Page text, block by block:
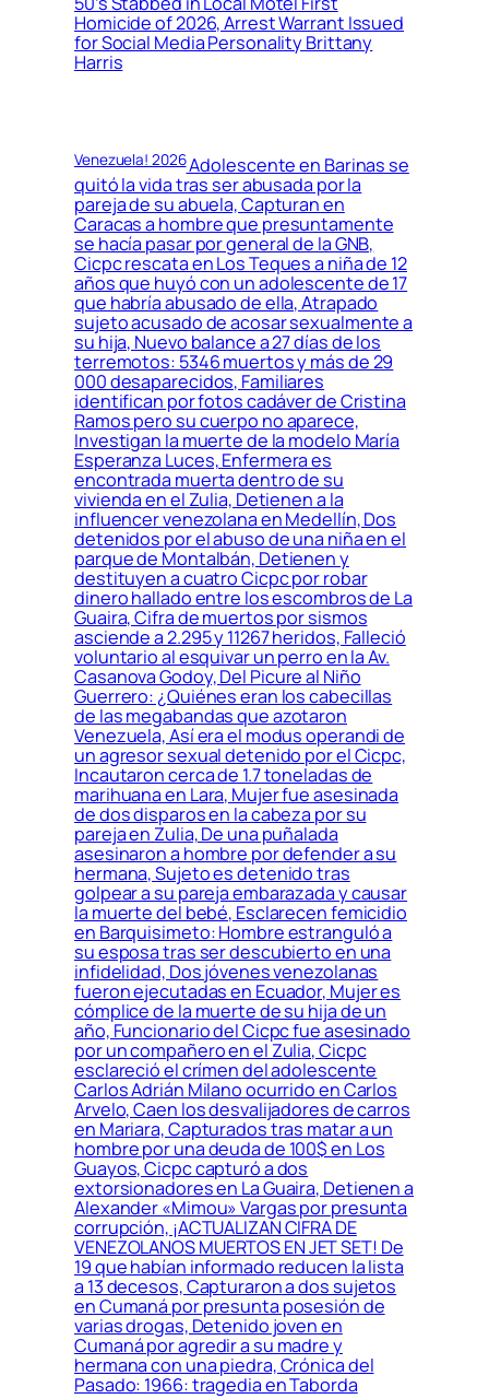
Homicide of 2026, Arrest Warrant Issued
for Social Media Personality Brittany
Harris
Venezuela! 2026Adolescente en Barinas se
quitó la vida tras ser abusada por la
pareja de su abuela, Capturan en
Caracas a hombre que presuntamente
se hacía pasar por general de la GNB,
Cicpc rescata en Los Teques a niña de 12
años que huyó con un adolescente de 17
que habría abusado de ella, Atrapado
sujeto acusado de acosar sexualmente a
su hija, Nuevo balance a 27 días de los
terremotos: 5346 muertos y más de 29
000 desaparecidos, Familiares
identifican por fotos cadáver de Cristina
Ramos pero su cuerpo no aparece,
Investigan la muerte de la modelo María
Esperanza Luces, Enfermera es
encontrada muerta dentro de su
vivienda en el Zulia, Detienen a la
influencer venezolana en Medellín, Dos
detenidos por el abuso de una niña en el
parque de Montalbán, Detienen y
destituyen a cuatro Cicpc por robar
dinero hallado entre los escombros de La
Guaira, Cifra de muertos por sismos
asciende a 2.295 y 11267 heridos, Falleció
voluntario al esquivar un perro en la Av.
Casanova Godoy, Del Picure al Niño
Guerrero: ¿Quiénes eran los cabecillas
de las megabandas que azotaron
Venezuela, Así era el modus operandi de
un agresor sexual detenido por el Cicpc,
Incautaron cerca de 1.7 toneladas de
marihuana en Lara, Mujer fue asesinada
de dos disparos en la cabeza por su
pareja en Zulia, De una puñalada
asesinaron a hombre por defender a su
hermana, Sujeto es detenido tras
golpear a su pareja embarazada y causar
la muerte del bebé, Esclarecen femicidio
en Barquisimeto: Hombre estranguló a
su esposa tras ser descubierto en una
infidelidad, Dos jóvenes venezolanas
fueron ejecutadas en Ecuador, Mujer es
cómplice de la muerte de su hija de un
año, Funcionario del Cicpc fue asesinado
por un compañero en el Zulia, Cicpc
esclareció el crímen del adolescente
Carlos Adrián Milano ocurrido en Carlos
Arvelo, Caen los desvalijadores de carros
en Mariara, Capturados tras matar a un
hombre por una deuda de 100$ en Los
Guayos, Cicpc capturó a dos
extorsionadores en La Guaira, Detienen a
Alexander «Mimou» Vargas por presunta
corrupción, ¡ACTUALIZAN CIFRA DE
VENEZOLANOS MUERTOS EN JET SET! De
19 que habían informado reducen la lista
a 13 decesos, Capturaron a dos sujetos
en Cumaná por presunta posesión de
varias drogas, Detenido joven en
Cumaná por agredir a su madre y
hermana con una piedra, Crónica del
Pasado: 1966: tragedia en Taborda